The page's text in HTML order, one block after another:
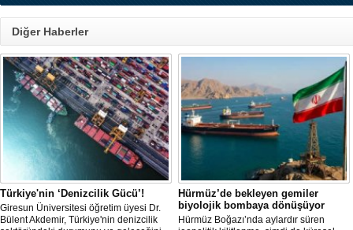
Diğer Haberler
Türkiye'nin ‘Denizcilik Gücü’!
Giresun Üniversitesi öğretim üyesi Dr.
Bülent Akdemir, Türkiye'nin denizcilik
Hürmüz’de bekleyen gemiler
biyolojik bombaya dönüşüyor
Hürmüz Boğazı’nda aylardır süren